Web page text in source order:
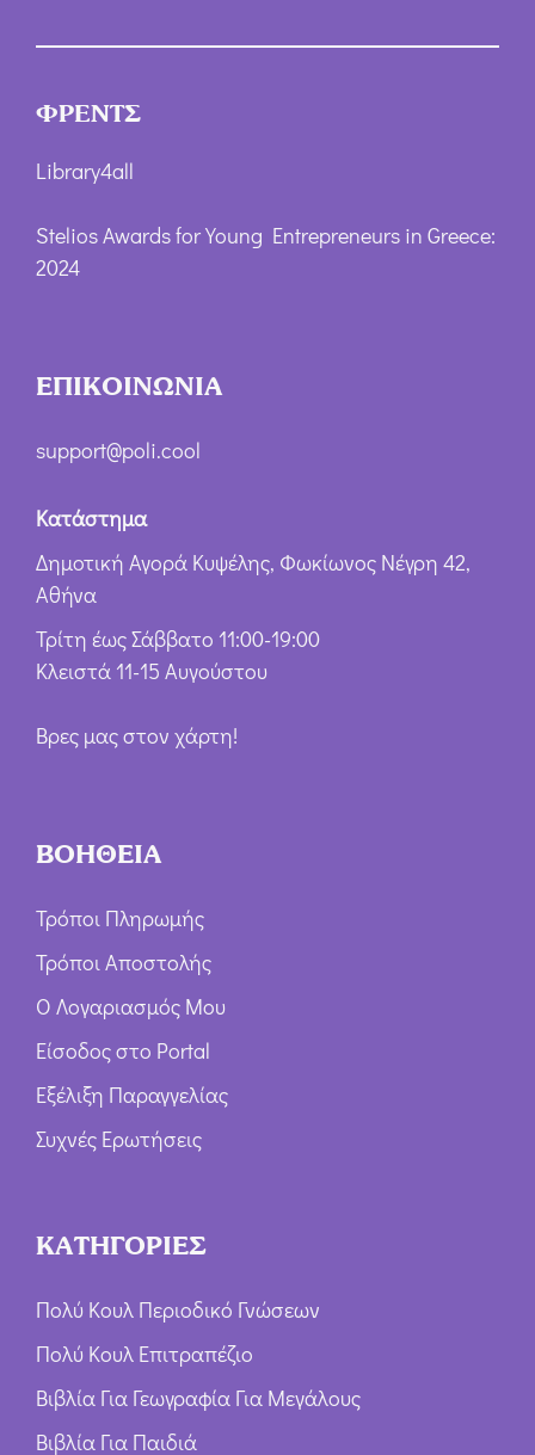
ΦΡΕΝΤΣ
Library4all
Stelios Awards for Young Entrepreneurs in Greece:
2024
ΕΠΙΚΟΙΝΩΝΙΑ
support@poli.cool
Κατάστημα
Δημοτική Αγορά Κυψέλης, Φωκίωνος Νέγρη 42,
Αθήνα
Τρίτη έως Σάββατο 11:00-19:00
Κλειστά 11-15 Αυγούστου
Βρες μας στον χάρτη!
ΒΟΗΘΕΙΑ
Τρόποι Πληρωμής
Τρόποι Αποστολής
Ο Λογαριασμός Μου
Είσοδος στο Portal
Εξέλιξη Παραγγελίας
Συχνές Ερωτήσεις
ΚΑΤΗΓΟΡΙΕΣ
Πολύ Κουλ Περιοδικό Γνώσεων
Πολύ Κουλ Επιτραπέζιο
Βιβλία Για Γεωγραφία Για Μεγάλους
Βιβλία Για Παιδιά